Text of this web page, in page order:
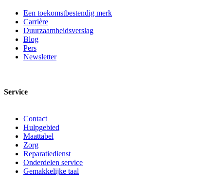
Een toekomstbestendig merk
Carrière
Duurzaamheidsverslag
Blog
Pers
Newsletter
Service
Contact
Hulpgebied
Maattabel
Zorg
Reparatiedienst
Onderdelen service
Gemakkelijke taal